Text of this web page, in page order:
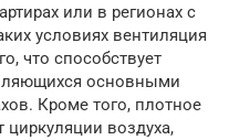
или в регионах с
условиях вентиляция
что способствует
основными
Кроме того, плотное
циркуляции воздуха,